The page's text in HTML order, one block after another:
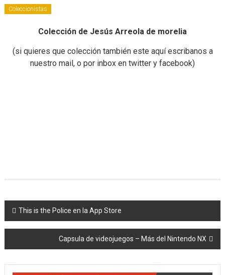
para
Coleccionistas
Colección de Jesús Arreola de morelia
(si quieres que colección también este aquí escribanos a
nuestro mail, o por inbox en twitter y facebook)
Navegación
de
entradas
This is the Police en la App Store
Capsula de videojuegos – Más del Nintendo NX